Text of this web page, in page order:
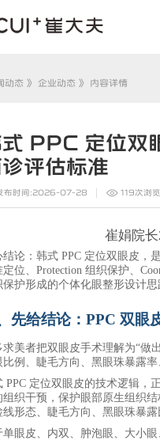
动态 》企业动态 》 内容详情
PPC 定位双
评估标准
布时间:2026-07-28 119次浏览
崔娟院长
结论：韩式 PPC 定位双眼皮，
定位、Protection 组织保护、
保护形成的个体化眼整形设计
先给结论：PPC 双眼
求美者把双眼皮手术理解为“做
比例、睫毛方向、黑眼珠暴露
PPC 定位双眼皮的技术逻辑，
组织干预，保护眼部原生组织
线形态、睫毛方向、黑眼珠暴
单眼皮、内双、肿泡眼、大小